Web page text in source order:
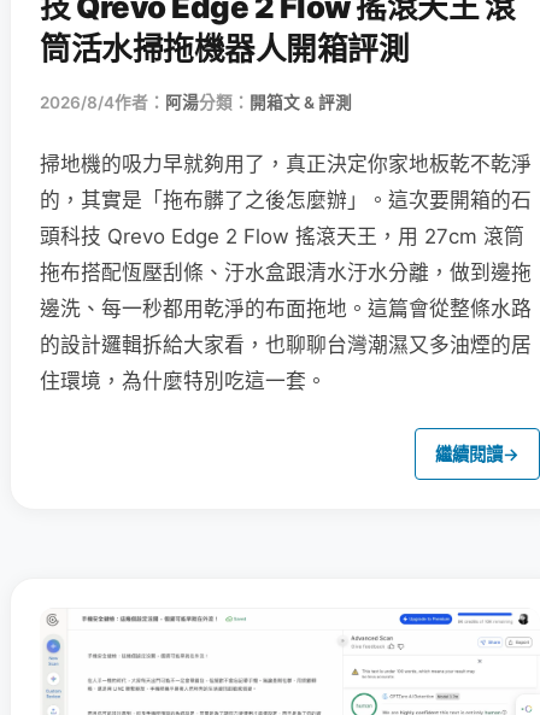
筒活水掃拖機器人開箱評測
2026/8/4作者： 阿湯分類： 開箱文 & 評測
掃地機的吸力早就夠用了，真正決定你家地板乾不乾淨
的，其實是「拖布髒了之後怎麼辦」。這次要開箱的石
頭科技 Qrevo Edge 2 Flow 搖滾天王，用 27cm 滾筒
拖布搭配恆壓刮條、汙水盒跟清水汙水分離，做到邊拖
邊洗、每一秒都用乾淨的布面拖地。這篇會從整條水路
的設計邏輯拆給大家看，也聊聊台灣潮濕又多油煙的居
住環境，為什麼特別吃這一套。
繼續閱讀→